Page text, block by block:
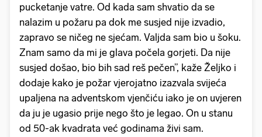
pucketanje vatre. Od kada sam shvatio da se
nalazim u požaru pa dok me susjed nije izvadio,
zapravo se ničeg ne sjećam. Valjda sam bio u šoku.
Znam samo da mi je glava počela gorjeti. Da nije
susjed došao, bio bih sad reš pečen”, kaže Željko i
dodaje kako je požar vjerojatno izazvala svijeća
upaljena na adventskom vjenčiću iako je on uvjeren
da ju je ugasio prije nego što je legao. On u stanu
od 50-ak kvadrata već godinama živi sam.